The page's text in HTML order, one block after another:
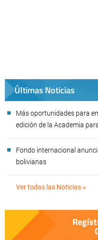
Últimas Noticias
Más oportunidades para
edición de la Academia
Fondo internacional
bolivianas
Ver todas las Noticias »